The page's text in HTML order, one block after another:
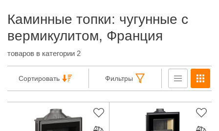
Каминные топки: чугунные с
вермикулитом, Франция
товаров в категории 2
Сортировать Фильтры